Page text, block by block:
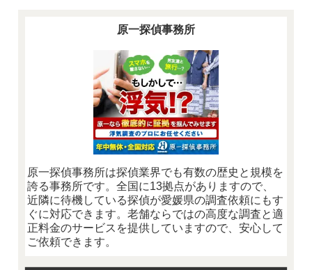
原一探偵事務所
原一探偵事務所は探偵業界でも有数の歴史と規模を
誇る事務所です。全国に13拠点がありますので、
近隣に待機している探偵が愛媛県の調査依頼にもす
ぐに対応できます。老舗ならではの高度な調査と適
正料金のサービスを提供していますので、安心して
ご依頼できます。